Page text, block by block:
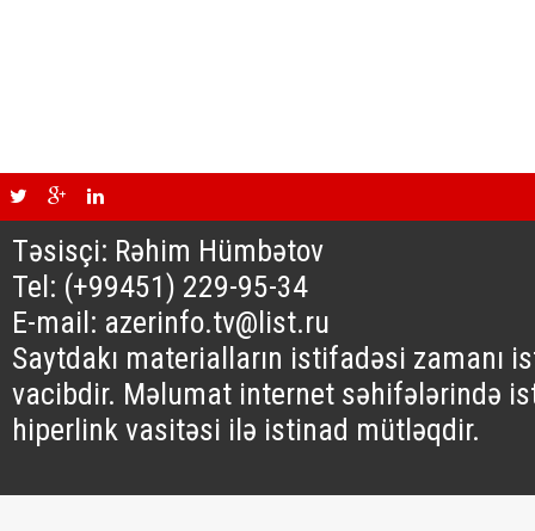
Təsisçi: Rəhim Hümbətov
Tel: (+99451) 229-95-34
E-mail: azerinfo.tv@list.ru
Saytdakı materialların istifadəsi zamanı
vacibdir. Məlumat internet səhifələrində
hiperlink vasitəsi ilə istinad mütləqdir.